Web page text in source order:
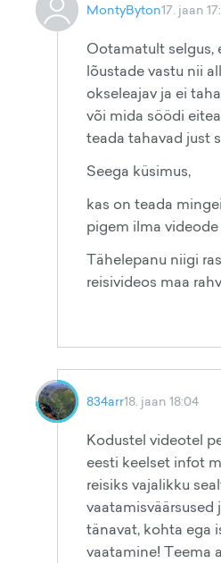
MontyByton17. jaan
Ootamatult selgus,
lõustade vastu nii
okseleajav ja ei
või mida söödi
teada tahavad just
Seega küsimus,
kas on teada
pigem ilma
Tähelepanu niigi
reisivideos maa
834arr18. jaan 18:04
Kodustel videotel
eesti keelset infot
reisiks vajalikku
tänavat, kohta ega
vaatamine! Teema